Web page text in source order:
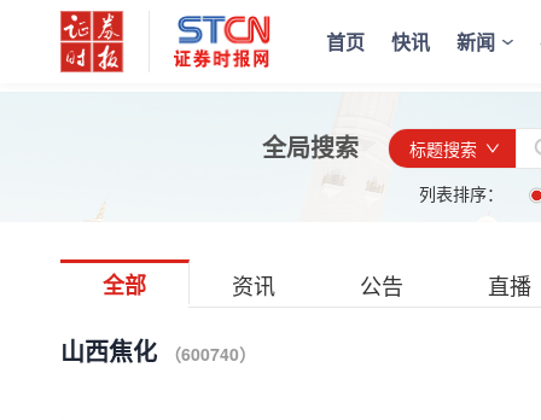
首页 快讯 新闻
全局搜索
标题搜索
列表排序：
全部 资讯 公告 直播
山西焦化 （600740）